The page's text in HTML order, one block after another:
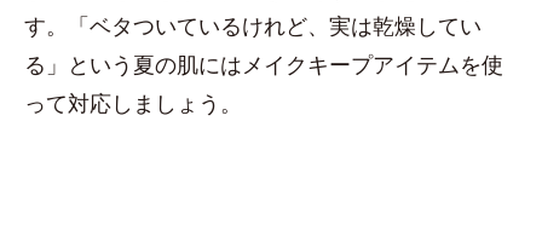
す。「ベタついているけれど、実は乾燥してい
る」という夏の肌にはメイクキープアイテムを使
って対応しましょう。